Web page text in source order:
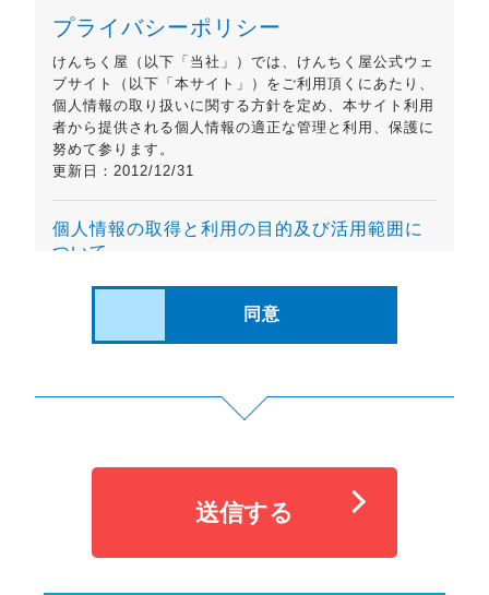
プライバシーポリシー
けんちく屋（以下「当社」）では、けんちく屋公式ウェ
ブサイト（以下「本サイト」）をご利用頂くにあたり、
個人情報の取り扱いに関する方針を定め、本サイト利用
者から提供される個人情報の適正な管理と利用、保護に
努めて参ります。
更新日：2012/12/31
個人情報の取得と利用の目的及び活用範囲に
ついて
当サイトは、利用者の氏名、住所、年齢、電話番号、E
メールアドレス等の個人を特定できるような情報を取
得・利用させていただく場合があります。当社はサイト
利用者から収集した個人を特定できるような情報につい
ます。また、個人が特定されない統計情報につきまして
は、今後、当サイトをよりよいものにしていくための検
に第三者（業務パートナーを除く）に開示することは以
下に掲げる例外的な場合を除き、これを一切行いませ
同意